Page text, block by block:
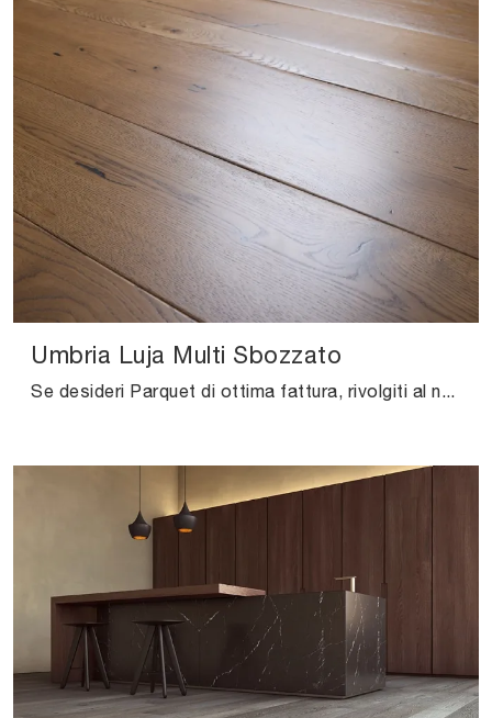
Umbria Luja Multi Sbozzato